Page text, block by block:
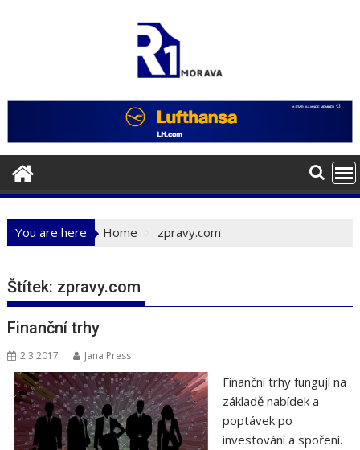
You are here Home zpravy.com
Štítek: zpravy.com
Finanční trhy
2.3.2017 Jana Press
Finanční trhy fungují na
základě nabídek a
poptávek po
investování a spoření.